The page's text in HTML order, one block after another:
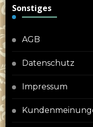
Sonstiges
AGB
Datenschutz
Impressum